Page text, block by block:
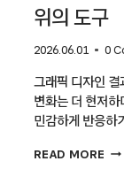
위의 도구
2026.06.01 0
그래픽 디자인
변화는 더 현저하
민감하게 반응하
READ MORE [그